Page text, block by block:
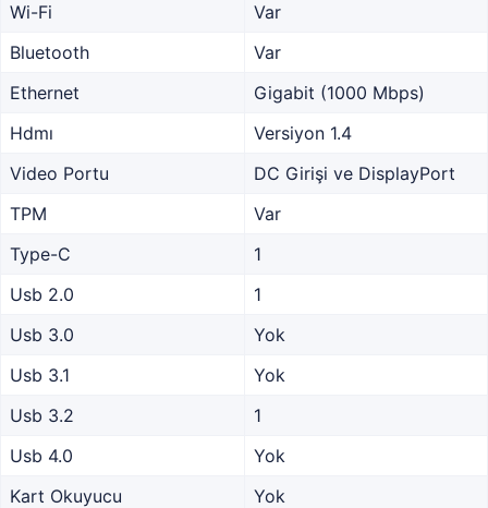
Wi-Fi
Var
Bluetooth
Var
Ethernet
Gigabit (1000 Mbps)
Hdmı
Versiyon 1.4
Video Portu
DC Girişi ve DisplayPort
TPM
Var
Type-C
1
Usb 2.0
1
Usb 3.0
Yok
Usb 3.1
Yok
Usb 3.2
1
Usb 4.0
Yok
Kart Okuyucu
Yok